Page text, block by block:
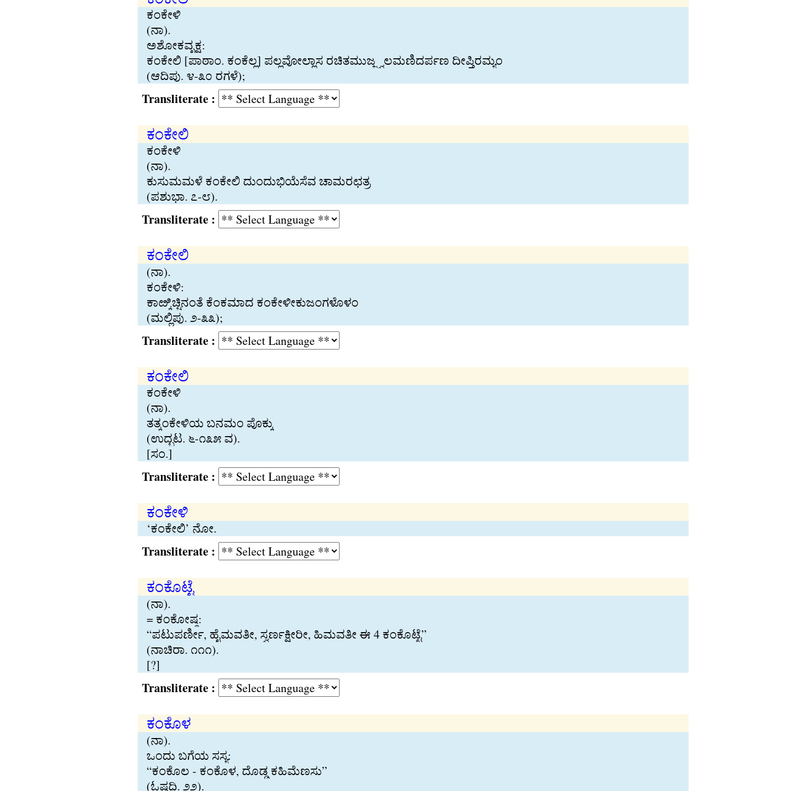
ಕಂಕೇಳಿ
(ನಾ).
ಅಶೋಕವೃಕ‍್ಷ:
ಕಂಕೇಲಿ [ಪಾಠಾಂ. ಕಂಕೆಲ‍್ಲ] ಪಲ‍್ಲವೋಲ‍್ಲಾಸ ರಚಿತಮುಜ‍್ಜ‍್ವಲಮಣಿದರ್ಪಣ ದೀಪ‍್ತಿರಮ‍್ಯಂ
(ಆದಿಪು. ೪-೩೦ ರಗಳೆ);
Transliterate :
ಕಂಕೇಲಿ
ಕಂಕೇಳಿ
(ನಾ).
ಕುಸುಮಮಳೆ ಕಂಕೇಲಿ ದುಂದುಭಿಯೆಸೆವ ಚಾಮರಛತ‍್ರ
(ಪಶುಭಾ. ೭-೮).
Transliterate :
ಕಂಕೇಲಿ
(ನಾ).
ಕಂಕೇಳಿ:
ಕಾೞ್ಕಿಚ‍್ಚಿನಂತೆ ಕೆಂಕಮಾದ ಕಂಕೇಳೀಕುಜಂಗಳೊಳಂ
(ಮಲ‍್ಲಿಪು. ೨-೩೩);
Transliterate :
ಕಂಕೇಲಿ
ಕಂಕೇಳಿ
(ನಾ).
ತತ‍್ಕಂಕೇಳಿಯ ಬನಮಂ ಪೊಕ‍್ಕು
(ಉದ‍್ಭಟ. ೬-೧೩೫ ವ).
[ಸಂ.]
Transliterate :
ಕಂಕೇಳಿ
‘ಕಂಕೇಲಿ’ ನೋ.
Transliterate :
ಕಂಕೊಟ‍್ಟೆ
(ನಾ).
= ಕಂಕೋಷ‍್ಠ:
“ಪಟುಪರ್ಣೀ, ಹೈಮವತೀ, ಸ‍್ವರ್ಣಕ‍್ಷೀರೀ, ಹಿಮವತೀ ಈ 4 ಕಂಕೊಟ‍್ಟೆ”
(ನಾಚಿರಾ. ೧೧೧).
[?]
Transliterate :
ಕಂಕೊಳ
(ನಾ).
ಒಂದು ಬಗೆಯ ಸಸ‍್ಯ:
“ಕಂಕೊಲ - ಕಂಕೊಳ, ದೊಡ‍್ಡ ಕಹಿಮೆಣಸು”
(ಓಷಧಿ. ೨೨).